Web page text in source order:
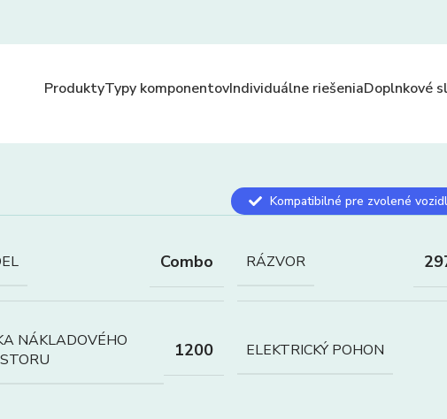
ProduktyTypy komponentovIndividuálne riešeniaDoplnkové
Kompatibilné pre zvolené
Combo RÁZVOR
NÁKLADOVÉHO
1200 ELEKTRICKÝ POHON